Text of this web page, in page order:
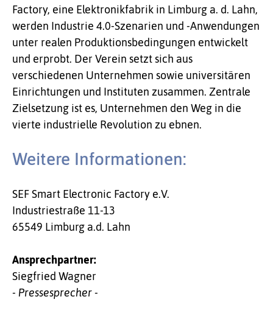
Factory, eine Elektronikfabrik in Limburg a. d. Lahn,
werden Industrie 4.0-Szenarien und -Anwendungen
unter realen Produktionsbedingungen entwickelt
und erprobt. Der Verein setzt sich aus
verschiedenen Unternehmen sowie universitären
Einrichtungen und Instituten zusammen. Zentrale
Zielsetzung ist es, Unternehmen den Weg in die
vierte industrielle Revolution zu ebnen.
Weitere Informationen:
SEF Smart Electronic Factory e.V.
Industriestraße 11-13
65549 Limburg a.d. Lahn
Ansprechpartner:
Siegfried Wagner
- Pressesprecher -